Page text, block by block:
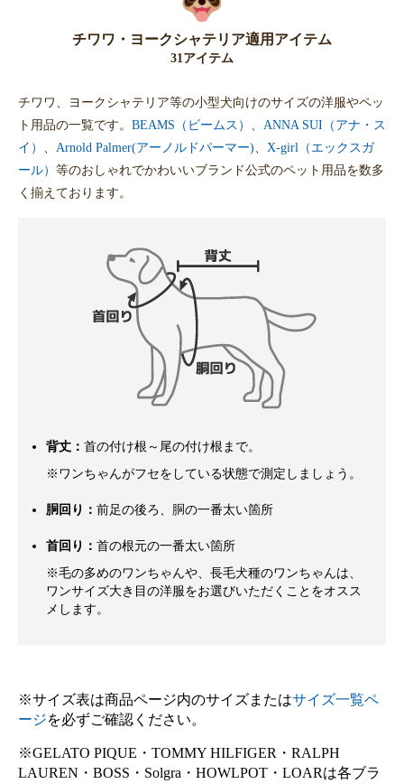
チワワ・ヨークシャテリア適用アイテム
31アイテム
チワワ、ヨークシャテリア等の小型犬向けのサイズの洋服やペッ
ト用品の一覧です。 BEAMS（ビームス） 、 ANNA SUI（アナ・ス
イ） 、 Arnold Palmer(アーノルドパーマー)、 X-girl（エックスガ
ール） 等のおしゃれでかわいいブランド公式のペット用品を数多
く揃えております。
背丈： 首の付け根～尾の付け根まで。
※ワンちゃんがフセをしている状態で測定しましょう。
胴回り： 前足の後ろ、胴の一番太い箇所
首回り： 首の根元の一番太い箇所
※毛の多めのワンちゃんや、長毛犬種のワンちゃんは、
ワンサイズ大き目の洋服をお選びいただくことをオスス
メします。
※サイズ表は商品ページ内のサイズまたはサイズ一覧ペ
ージを必ずご確認ください。
※GELATO PIQUE・TOMMY HILFIGER・RALPH
LAUREN・BOSS・Solgra・HOWLPOT・LOARは各ブラ